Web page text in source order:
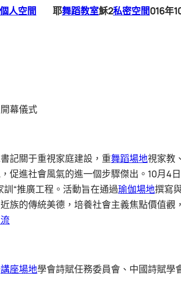
個人空間 耶舞蹈教室穌2私密空間016年
幕儀式
記關于重視家庭建設，重舞蹈場地視家教
促進社會風氣的進一個步驟傑出。10月4
“推廣工程。活動旨在通過瑜伽場地撰寫
族的傳統美德，培養社會主義焦點價值
講座場地學會詩賦任務委員會、中國詩賦學